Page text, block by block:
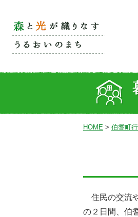
HOME > 伯耆町
住民の交流
の２日間、伯